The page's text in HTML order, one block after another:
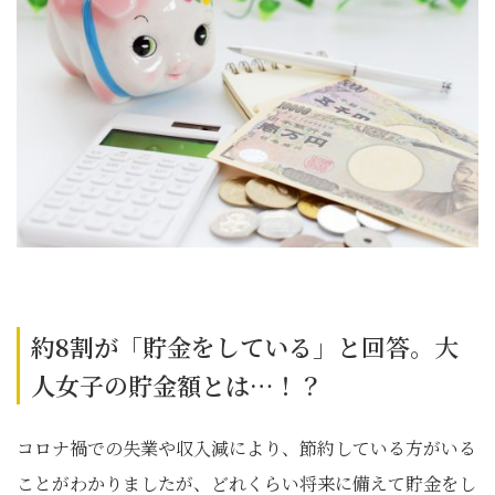
約8割が「貯金をしている」と回答。大
人女子の貯金額とは…！？
コロナ禍での失業や収入減により、節約している方がいる
ことがわかりましたが、どれくらい将来に備えて貯金をし